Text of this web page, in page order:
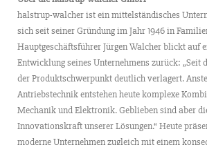
halstrup-walcher ist ein mittelständisches
sich seit seiner Gründung im Jahr 1946 in
Hauptgeschäftsführer Jürgen Walcher blickt auf
Entwicklung seines Unternehmens zurück: „Seit
der Produktschwerpunkt deutlich verlagert.
Antriebstechnik entstehen heute komplexe
Mechanik und Elektronik. Geblieben sind aber
Innovationskraft unserer Lösungen.“ Heute
moderne Unternehmen zugleich mit einem